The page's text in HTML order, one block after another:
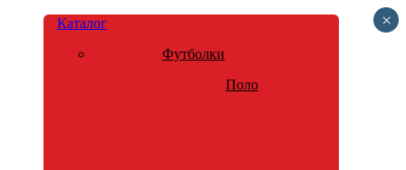
Каталог
Футболки
Поло
×